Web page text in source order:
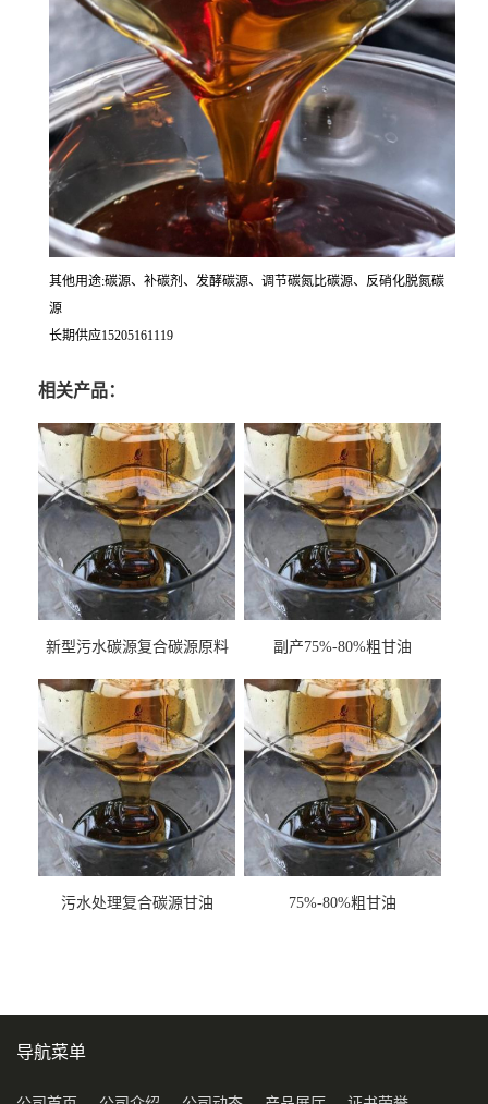
其他用途:碳源、补碳剂、发酵碳源、调节碳氮比碳源、反硝化脱氮碳
源
长期供应15205161119
相关产品：
新型污水碳源复合碳源原料
副产75%-80%粗甘油
污水处理复合碳源甘油
75%-80%粗甘油
导航菜单